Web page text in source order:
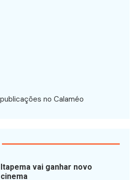
no Calaméo
Itapema vai ganhar novo
cinema